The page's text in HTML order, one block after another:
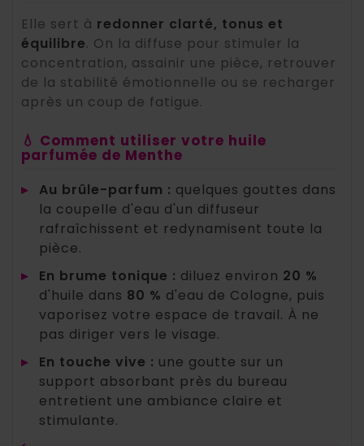
Elle sert à redonner clarté, tonus et
équilibre. On la diffuse pour stimuler la
concentration, assainir une pièce, retrouver
de la stabilité émotionnelle ou se recharger
après un coup de fatigue.
💧 Comment utiliser votre huile
parfumée de Menthe
▸ Au brûle-parfum : quelques gouttes dans
la coupelle d'eau d'un diffuseur
rafraîchissent et redynamisent toute la
pièce.
▸
En brume tonique : diluez environ 20 %
d'huile dans 80 % d'eau de Cologne, puis
vaporisez votre espace de travail. À ne
pas diriger vers le visage.
▸
En touche vive : une goutte sur un
support absorbant près du bureau
entretient une ambiance claire et
stimulante.